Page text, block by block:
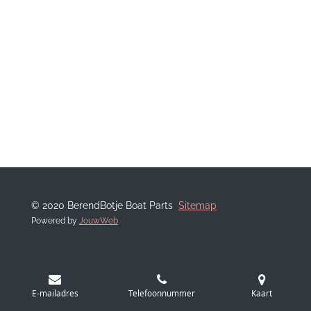
© 2020 BerendBotje Boat Parts Sitemap
Powered by JouwWeb
E-mailadres Telefoonnummer Kaart